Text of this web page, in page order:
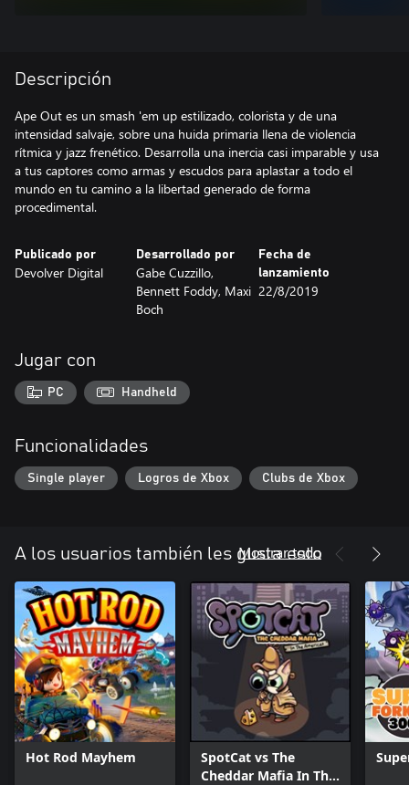
Descripción
Ape Out es un smash 'em up estilizado, colorista y de una
intensidad salvaje, sobre una huida primaria llena de violencia
rítmica y jazz frenético. Desarrolla una inercia casi imparable y usa
a tus captores como armas y escudos para aplastar a todo el
mundo en tu camino a la libertad generado de forma
procedimental.
Publicado por
Devolver Digital
Desarrollado por
Gabe Cuzzillo,
Bennett Foddy, Maxi
Boch
Fecha de
lanzamiento
22/8/2019
Jugar con
PC Handheld
Funcionalidades
Single player Logros de Xbox Clubs de Xbox
A los usuarios también les gusta esto
Mostrar todo
Hot Rod Mayhem
SpotCat vs The
Cheddar Mafia In The